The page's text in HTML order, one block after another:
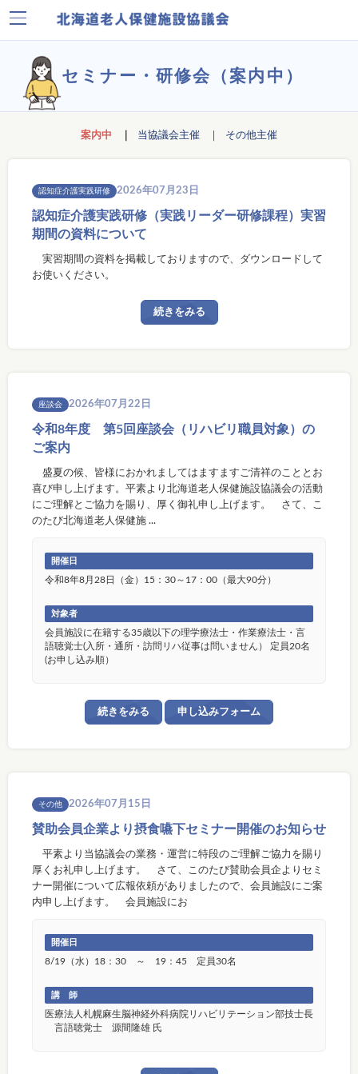
セミナー・研修会（案内中）
案内中 当協議会主催 その他主催
認知症介護実践研修 2026年07月23日
認知症介護実践研修（実践リーダー研修課程）実習
期間の資料について
実習期間の資料を掲載しておりますので、ダウンロードして
お使いください。
続きをみる
座談会 2026年07月22日
令和8年度 第5回座談会（リハビリ職員対象）の
ご案内
盛夏の候、皆様におかれましてはますますご清祥のこととお
喜び申し上げます。平素より北海道老人保健施設協議会の活動
にご理解とご協力を賜り、厚く御礼申し上げます。 さて、こ
のたび北海道老人保健施 ...
開催日
令和8年8月28日（金）15：30～17：00（最大90分）
対象者
会員施設に在籍する35歳以下の理学療法士・作業療法士・言
語聴覚士(入所・通所・訪問リハ従事は問いません） 定員20名
(お申し込み順）
続きをみる 申し込みフォーム
その他 2026年07月15日
賛助会員企業より摂食嚥下セミナー開催のお知らせ
平素より当協議会の業務・運営に特段のご理解ご協力を賜り
厚くお礼申し上げます。 さて、このたび賛助会員企よりセミ
ナー開催について広報依頼がありましたので、会員施設にご案
内申し上げます。 会員施設にお
開催日
8/19（水）18：30 ～ 19：45 定員30名
講 師
医療法人札幌麻生脳神経外科病院リハビリテーション部技士長
言語聴覚士 源間隆雄 氏